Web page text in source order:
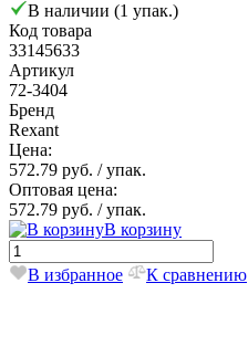
В наличии (1 упак.)
Код товара
33145633
Артикул
72-3404
Бренд
Rexant
Цена:
572.79 руб. / упак.
Оптовая цена:
572.79 руб. / упак.
В корзину
В избранное К сравнению